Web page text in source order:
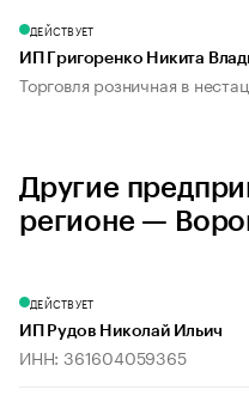
ДЕЙСТВУЕТ
ИП Григоренко Никита
Торговля розничная в
Другие
регионе —
ДЕЙСТВУЕТ
ИП Рудов Николай Ильич
ИНН: 361604059365